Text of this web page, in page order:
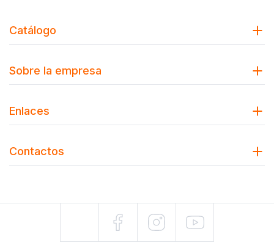
Catálogo
Sobre la empresa
Enlaces
Contactos